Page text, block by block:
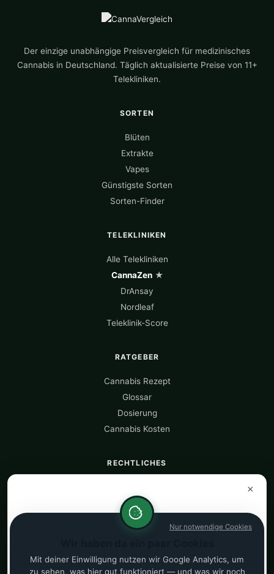
Der einzige unabhängige Preisvergleich für medizinisches
Cannabis in Deutschland. Täglich aktualisierte Preise von 11+
Telekliniken.
SORTEN
Blüten
Extrakte
Vapes
Günstigste Sorten
Sorten-Finder
TELEKLINIKEN
Alle Telekliniken
CannaZen★
DrAnsay
Nordleaf
Teleklinik-Score
RATGEBER
Cannabis Rezept
Glossar
Dosierung
Cannabis Kosten
RECHTLICHES
Datenquellen
Datenschutz
Nur notwendige Cookies
Mit deiner Einwilligung nutzen wir Google Analytics, um
zu sehen, was hier gut funktioniert — und was wir noch
×